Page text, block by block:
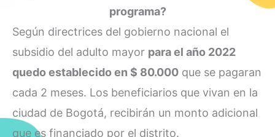
programa?
Según directrices del gobierno nacional el
subsidio del adulto mayor para el año 2022
quedo establecido en $ 80.000 que se pagaran
cada 2 meses. Los beneficiarios que vivan en la
ciudad de Bogotá, recibirán un monto adicional
que es financiado por el distrito.